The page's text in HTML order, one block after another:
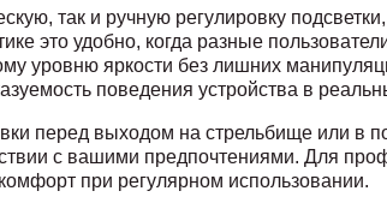
так и ручную регулировку
это удобно, когда разные
уровню яркости без лишних
поведения устройства в
перед выходом на стрельбище или в
с вашими предпочтениями. Для
при регулярном использовании.